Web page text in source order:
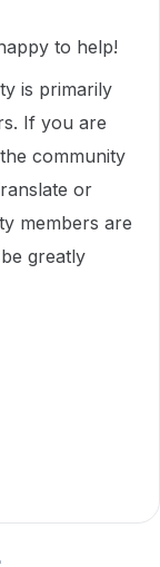
to help!
is primarily
If you are
community
or
members are
greatly